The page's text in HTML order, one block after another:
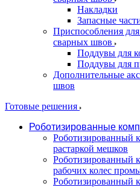
Накладки
Запасные
Приспособления
сварных швов
Поддувы для
Поддувы для
Дополнительные
швов
Готовые решения
Роботизированные
Роботизированный
растаркой мешков
Роботизированный
рабочих колес
Роботизированный